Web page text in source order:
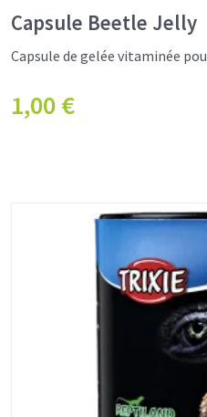
Capsule Beetle Jelly
Capsule de gelée vitaminée
1,00€